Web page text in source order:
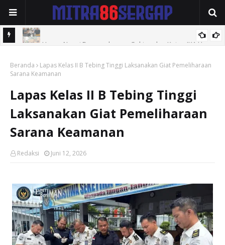
Ketua Umum Ngopi Bareng dengan Sekjen dan Ketua IKA Unsam
Antisipasi Antrean dan Penyelewengan BBM Bersubsidi
Beranda
Lapas Kelas II B Tebing Tinggi Laksanakan Giat Pemeliharaan
Sarana Keamanan
Lapas Kelas II B Tebing Tinggi
Laksanakan Giat Pemeliharaan
Sarana Keamanan
Redaksi Juni 12, 2026